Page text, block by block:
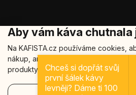
Aby vám káva chutnala
Na KAFISTA.cz používáme cookies,
nákup, analyzovali návštěvnost a
produkty. Vaše data u nás zůstávají v
Copyright 2026Kafista.
Šablonu nakódoval
Chceš si dopřát svůj
první šálek kávy
levněji? Dáme ti 100